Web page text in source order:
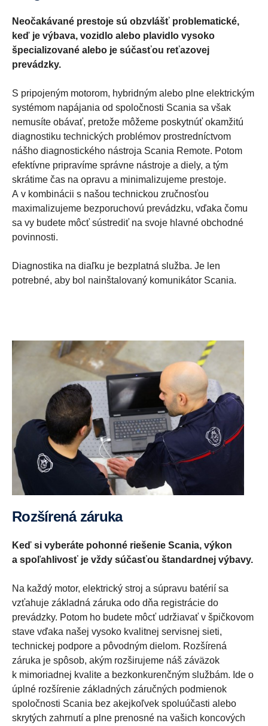
Neočakávané prestoje sú obzvlášť problematické,
keď je výbava, vozidlo alebo plavidlo vysoko
špecializované alebo je súčasťou reťazovej
prevádzky.
S pripojeným motorom, hybridným alebo plne elektrickým
systémom napájania od spoločnosti Scania sa však
nemusíte obávať, pretože môžeme poskytnúť okamžitú
diagnostiku technických problémov prostredníctvom
nášho diagnostického nástroja Scania Remote. Potom
efektívne pripravíme správne nástroje a diely, a tým
skrátime čas na opravu a minimalizujeme prestoje.
A v kombinácii s našou technickou zručnosťou
maximalizujeme bezporuchovú prevádzku, vďaka čomu
sa vy budete môcť sústrediť na svoje hlavné obchodné
povinnosti.
Diagnostika na diaľku je bezplatná služba. Je len
potrebné, aby bol nainštalovaný komunikátor Scania.
Rozšírená záruka
Keď si vyberáte pohonné riešenie Scania, výkon
a spoľahlivosť je vždy súčasťou štandardnej výbavy.
Na každý motor, elektrický stroj a súpravu batérií sa
vzťahuje základná záruka odo dňa registrácie do
prevádzky. Potom ho budete môcť udržiavať v špičkovom
stave vďaka našej vysoko kvalitnej servisnej sieti,
technickej podpore a pôvodným dielom. Rozšírená
záruka je spôsob, akým rozširujeme náš záväzok
k mimoriadnej kvalite a bezkonkurenčným službám. Ide o
úplné rozšírenie základných záručných podmienok
spoločnosti Scania bez akejkoľvek spoluúčasti alebo
skrytých zahrnutí a plne prenosné na vašich koncových